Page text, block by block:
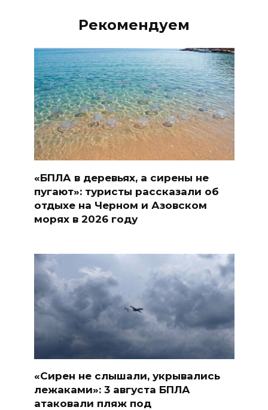
Рекомендуем
«БПЛА в деревьях, а сирены не
пугают»: туристы рассказали об
отдыхе на Черном и Азовском
морях в 2026 году
«Сирен не слышали, укрывались
лежаками»: 3 августа БПЛА
атаковали пляж под